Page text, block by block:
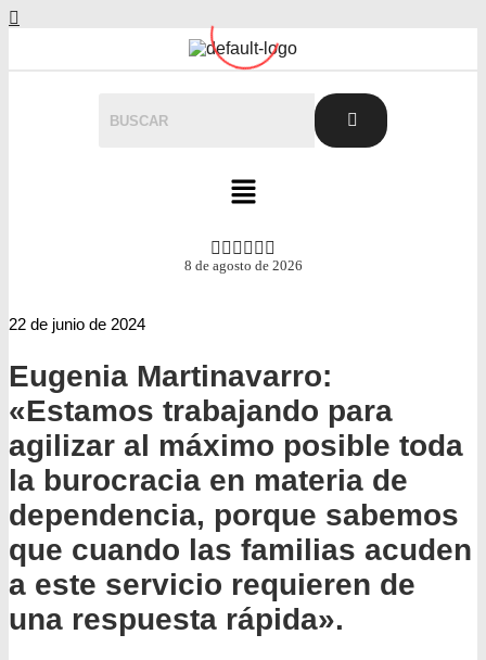
8 de agosto de 2026
22 de junio de 2024
Eugenia Martinavarro:
«Estamos trabajando para
agilizar al máximo posible toda
la burocracia en materia de
dependencia, porque sabemos
que cuando las familias acuden
a este servicio requieren de
una respuesta rápida».